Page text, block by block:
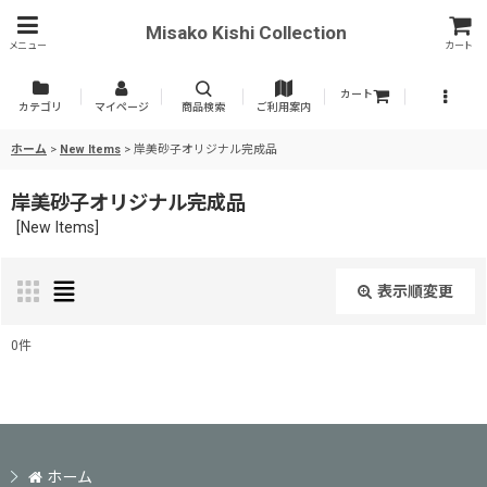
メニュー
Misako Kishi Collection
カート
カテゴリ マイページ 商品検索 ご利用案内
カート
ホーム > New Items > 岸美砂子オリジナル完成品
岸美砂子オリジナル完成品
[New Items
表示順変更
0件
ホーム